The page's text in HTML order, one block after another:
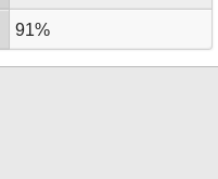
91%